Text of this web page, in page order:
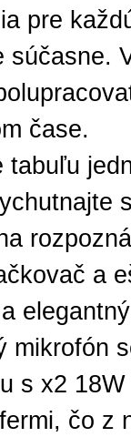
pre
súčasne.
čase.
tabuľu
a
mikrofón
s x2
čo z